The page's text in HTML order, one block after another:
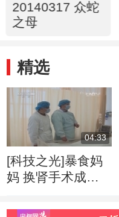
20140317 众蛇
之母
精选
04:33
[科技之光]暴食妈
妈 换肾手术成功